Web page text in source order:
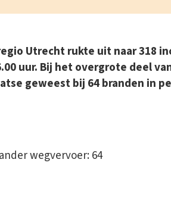
Utrecht rukte uit naar 318
uur. Bij het overgrote deel
geweest bij 64 branden in
wegvervoer: 64